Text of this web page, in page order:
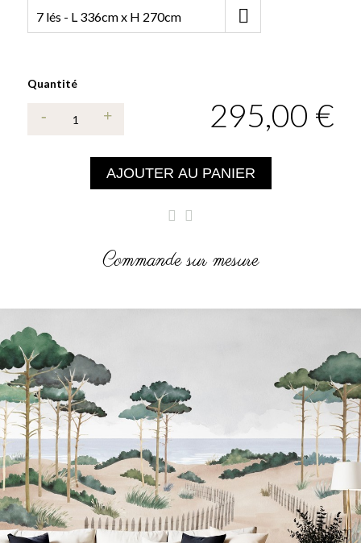
Quantité
295,00 €
AJOUTER AU PANIER
Commande sur mesure